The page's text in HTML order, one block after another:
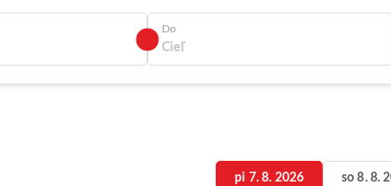
Do
pi 7. 8. 2026 so 8. 8.